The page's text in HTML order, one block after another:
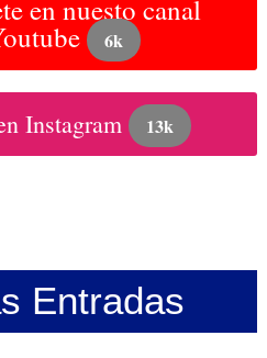
en nuesto canal
6k
Instagram 13k
Entradas